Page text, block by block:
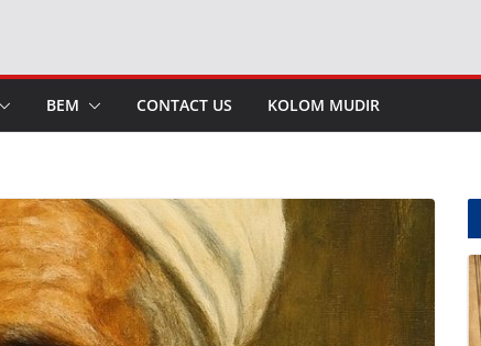
BEM CONTACT US KOLOM MUDIR